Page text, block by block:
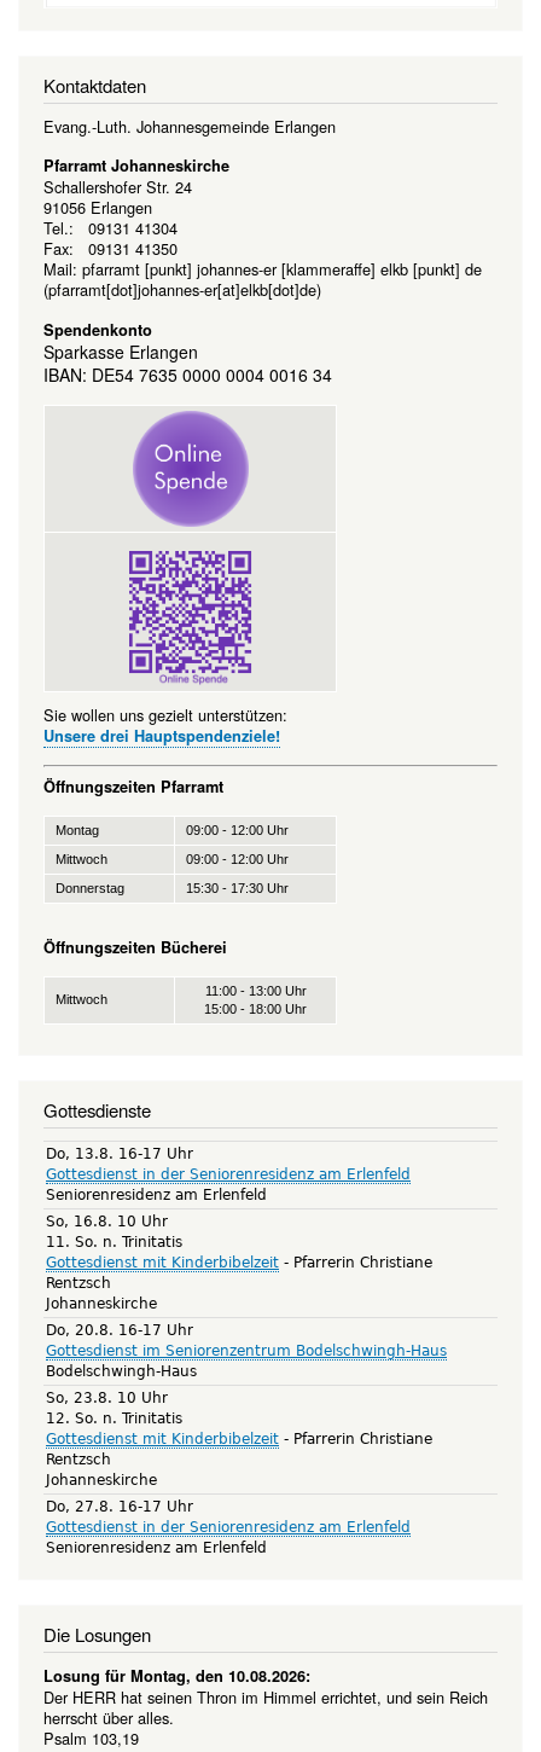
Kontaktdaten
Evang.-Luth. Johannesgemeinde Erlangen
Pfarramt Johanneskirche
Schallershofer Str. 24
91056 Erlangen
Tel.: 09131 41304
Fax: 09131 41350
Mail: pfarramt [punkt] johannes-er [klammeraffe] elkb [punkt] de
(pfarramt[dot]johannes-er[at]elkb[dot]de)
Spendenkonto
Sparkasse Erlangen
IBAN: DE54 7635 0000 0004 0016 34
Sie wollen uns gezielt unterstützen:
Unsere drei Hauptspendenziele!
Öffnungszeiten Pfarramt
Montag
09:00 - 12:00 Uhr
Mittwoch
09:00 - 12:00 Uhr
Donnerstag
15:30 - 17:30 Uhr
Öffnungszeiten Bücherei
Mittwoch
11:00 - 13:00 Uhr
15:00 - 18:00 Uhr
Gottesdienste
Do, 13.8. 16-17 Uhr
Gottesdienst in der Seniorenresidenz am Erlenfeld
Seniorenresidenz am Erlenfeld
So, 16.8. 10 Uhr
11. So. n. Trinitatis
Gottesdienst mit Kinderbibelzeit
Pfarrerin Christiane
Rentzsch
Johanneskirche
Do, 20.8. 16-17 Uhr
Gottesdienst im Seniorenzentrum Bodelschwingh-Haus
Bodelschwingh-Haus
So, 23.8. 10 Uhr
12. So. n. Trinitatis
Gottesdienst mit Kinderbibelzeit
Pfarrerin Christiane
Rentzsch
Johanneskirche
Do, 27.8. 16-17 Uhr
Gottesdienst in der Seniorenresidenz am Erlenfeld
Seniorenresidenz am Erlenfeld
Die Losungen
Losung für Montag, den 10.08.2026:
Der HERR hat seinen Thron im Himmel errichtet, und sein Reich
herrscht über alles.
Psalm 103,19